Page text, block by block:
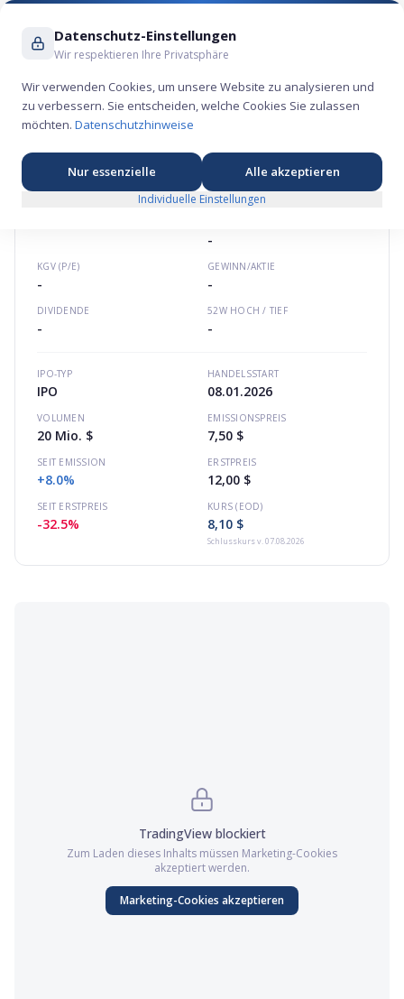
Suche ...
Buda Juice Aktie – Konsum-Börsengang 2026
-
KGV (P/E)
-
GEWINN/AKTIE
-
DIVIDENDE
-
52W HOCH / TIEF
-
IPO-TYP
IPO
HANDELSSTART
08.01.2026
VOLUMEN
20 Mio. $
EMISSIONSPREIS
7,50 $
SEIT EMISSION
+8.0%
ERSTPREIS
12,00 $
SEIT ERSTPREIS
-32.5%
KURS (EOD)
8,10 $
Schlusskursv. 07.08.2026
TradingViewblockiert
Zum Laden dieses Inhalts müssen Marketing-Cookies
akzeptiert werden.
Marketing-Cookies akzeptieren
Datenschutz-Einstellungen
Wir respektieren Ihre Privatsphäre
Wir verwenden Cookies, um unsere Website zu analysieren und
zu verbessern. Sie entscheiden, welche Cookies Sie zulassen
möchten. Datenschutzhinweise
Nur essenzielle Alle akzeptieren
Individuelle Einstellungen